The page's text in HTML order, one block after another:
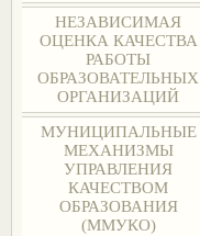
НЕЗАВИСИМАЯ
ОЦЕНКА КАЧЕСТВА
РАБОТЫ
ОБРАЗОВАТЕЛЬНЫХ
ОРГАНИЗАЦИЙ
МУНИЦИПАЛЬНЫЕ
МЕХАНИЗМЫ
УПРАВЛЕНИЯ
КАЧЕСТВОМ
ОБРАЗОВАНИЯ
(ММУКО)